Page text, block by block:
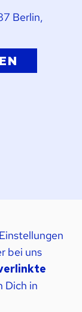
Berlin,
bei uns
Dich in